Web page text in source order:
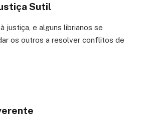
Sutil
justiça, e alguns librianos se
os outros a resolver conflitos de